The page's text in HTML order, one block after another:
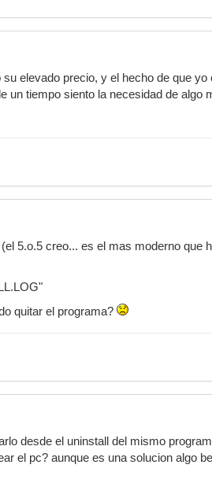
elevado precio, y el hecho de que
un tiempo siento la necesidad de algo
5.o.5 creo... es el mas moderno que
quitar el programa?
desde el uninstall del mismo
el pc? aunque es una solucion algo